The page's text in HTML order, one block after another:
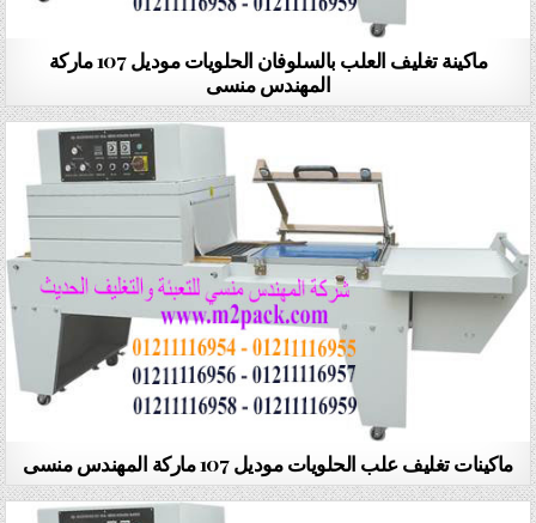
ماكينة تغليف العلب بالسلوفان الحلويات موديل 107 ماركة
المهندس منسى
ماكينات تغليف علب الحلويات موديل 107 ماركة المهندس منسى